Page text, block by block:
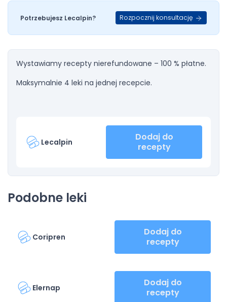
Potrzebujesz Lecalpin? Rozpocznij konsultację
Wystawiamy recepty nierefundowane – 100 % płatne.
Maksymalnie 4 leki na jednej recepcie.
Lecalpin
Dodaj do
recepty
Podobne leki
Coripren
Dodaj do
recepty
Elernap
Dodaj do
recepty